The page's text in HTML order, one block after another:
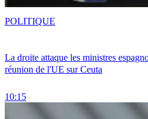
La droite attaque les ministres
réunion de l'UE sur Ceuta
10:15
POLITIQUE